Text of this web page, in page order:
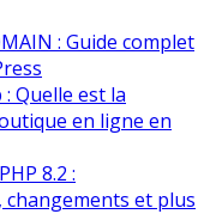
: Guide complet
Quelle est la
en ligne en
8.2 :
et plus